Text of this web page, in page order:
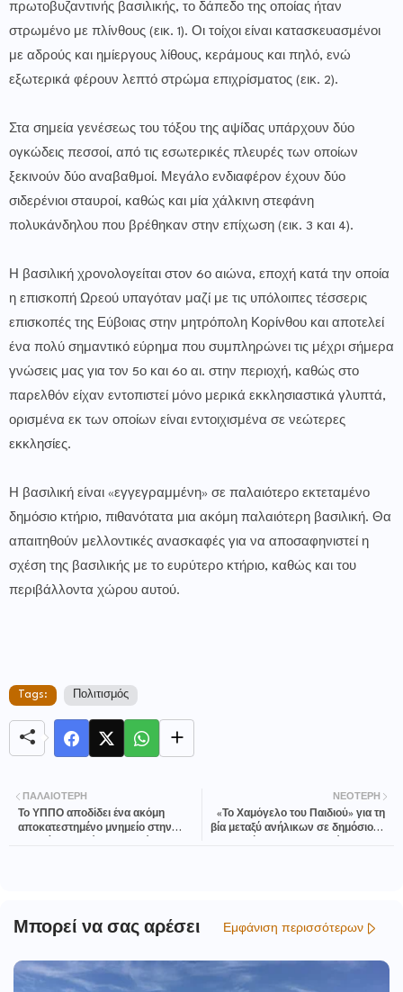
πρωτοβυζαντινής βασιλικής, το δάπεδο της οποίας ήταν
στρωμένο με πλίνθους (εικ. 1). Οι τοίχοι είναι κατασκευασμένοι
με αδρούς και ημίεργους λίθους, κεράμους και πηλό, ενώ
εξωτερικά φέρουν λεπτό στρώμα επιχρίσματος (εικ. 2).
Στα σημεία γενέσεως του τόξου της αψίδας υπάρχουν δύο
ογκώδεις πεσσοί, από τις εσωτερικές πλευρές των οποίων
ξεκινούν δύο αναβαθμοί. Μεγάλο ενδιαφέρον έχουν δύο
σιδερένιοι σταυροί, καθώς και μία χάλκινη στεφάνη
πολυκάνδηλου που βρέθηκαν στην επίχωση (εικ. 3 και 4).
Η βασιλική χρονολογείται στον 6ο αιώνα, εποχή κατά την οποία
η επισκοπή Ωρεού υπαγόταν μαζί με τις υπόλοιπες τέσσερις
επισκοπές της Εύβοιας στην μητρόπολη Κορίνθου και αποτελεί
ένα πολύ σημαντικό εύρημα που συμπληρώνει τις μέχρι σήμερα
γνώσεις μας για τον 5ο και 6ο αι. στην περιοχή, καθώς στο
παρελθόν είχαν εντοπιστεί μόνο μερικά εκκλησιαστικά γλυπτά,
ορισμένα εκ των οποίων είναι εντοιχισμένα σε νεώτερες
εκκλησίες. ​
Η βασιλική είναι «εγγεγραμμένη» σε παλαιότερο εκτεταμένο
δημόσιο κτήριο, πιθανότατα μια ακόμη παλαιότερη βασιλική. Θα
απαιτηθούν μελλοντικές ανασκαφές για να αποσαφηνιστεί η
σχέση της βασιλικής με το ευρύτερο κτήριο, καθώς και του
περιβάλλοντα χώρου αυτού.
Tags: Πολιτισμός
ΝΕΌΤΕΡΗ
«Το Χαμόγελο του Παιδιού» για τη
βία μεταξύ ανήλικων σε δημόσιους
ΠΑΛΑΙΌΤΕΡΗ
Το ΥΠΠΟ αποδίδει ένα ακόμη
αποκατεστημένο μνημείο στην
Μπορεί να σας αρέσει Εμφάνιση περισσότερων